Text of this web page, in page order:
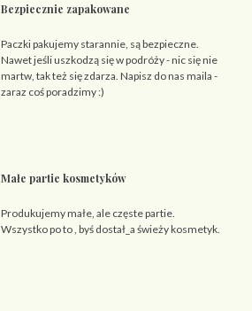
Bezpiecznie zapakowane
Paczki pakujemy starannie, są bezpieczne.
Nawet jeśli uszkodzą się w podróży - nic się nie
martw, tak też się zdarza. Napisz do nas maila -
zaraz coś poradzimy :)
Małe partie kosmetyków
Produkujemy małe, ale częste partie.
Wszystko po to , byś dostał_a świeży kosmetyk.